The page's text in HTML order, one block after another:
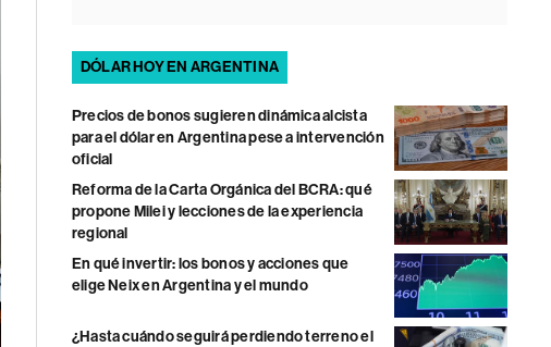
DÓLAR HOY EN ARGENTINA
Precios de bonos sugieren dinámica alcista
para el dólar en Argentina pese a intervención
oficial
Reforma de la Carta Orgánica del BCRA: qué
propone Milei y lecciones de la experiencia
regional
En qué invertir: los bonos y acciones que
elige Neix en Argentina y el mundo
¿Hasta cuándo seguirá perdiendo terreno el